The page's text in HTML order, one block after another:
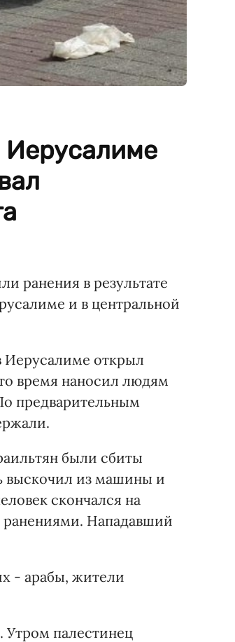
Иерусалиме
ранения в результате
и в центральной
Иерусалиме открыл
время наносил людям
предварительным
были сбиты
выскочил из машины и
скончался на
ранениями. Нападавший
- арабы, жители
Утром палестинец